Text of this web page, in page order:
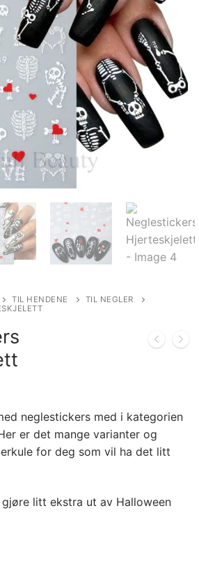
TIL HENDENE
TIL NEGLER
neglestickers med i kategorien
er det mange varianter og
for deg som vil ha det litt
litt ekstra ut av Halloween